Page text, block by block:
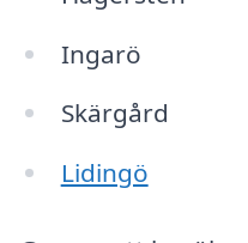
Ingarö
Skärgård
Lidingö